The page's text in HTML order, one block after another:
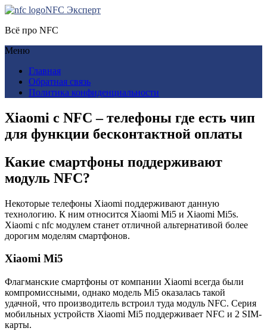
NFC Эксперт
Всё про NFC
Меню
Главная
Обратная связь
Политика конфиденциальности
Xiaomi с NFC – телефоны где есть чип
для функции бесконтактной оплаты
Какие смартфоны поддерживают
модуль NFC?
Некоторые телефоны Xiaomi поддерживают данную
технологию. К ним относится Xiaomi Mi5 и Xiaomi Mi5s.
Xiaomi с nfc модулем станет отличной альтернативой более
дорогим моделям смартфонов.
Xiaomi Mi5
Флагманские смартфоны от компании Xiaomi всегда были
компромиссными, однако модель Mi5 оказалась такой
удачной, что производитель встроил туда модуль NFC. Серия
мобильных устройств Xiaomi Mi5 поддерживает NFC и 2 SIM-
карты.